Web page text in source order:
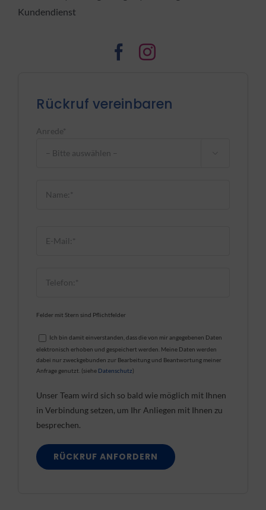
Kundendienst
Rückruf vereinbaren
Anrede*
Felder mit Stern sind Pflichtfelder
Ich bin damit einverstanden, dass die von mir angegebenen Daten
elektronisch erhoben und gespeichert werden. Meine Daten werden
dabei nur zweckgebunden zur Bearbeitung und Beantwortung meiner
Anfrage genutzt. (siehe Datenschutz)
Unser Team wird sich so bald wie möglich mit Ihnen
in Verbindung setzen, um Ihr Anliegen mit Ihnen zu
besprechen.